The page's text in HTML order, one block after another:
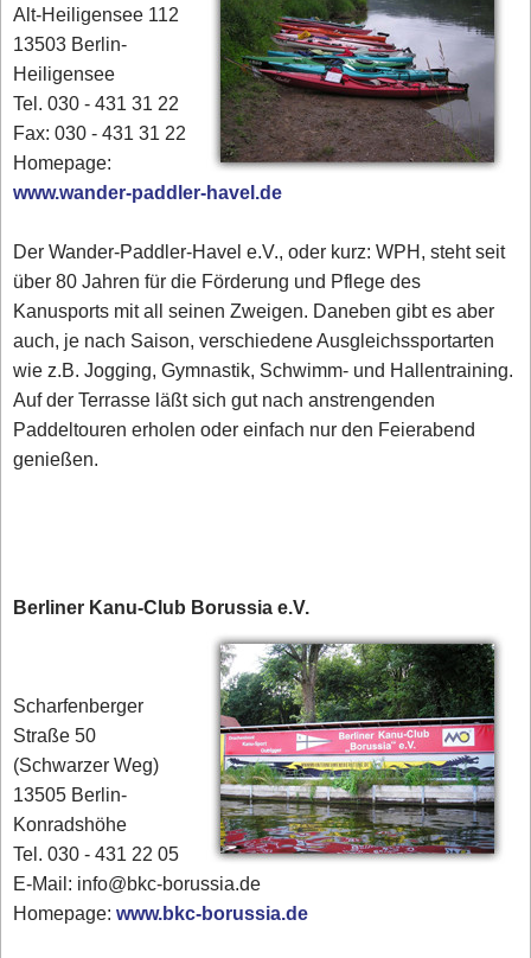
Alt-Heiligensee 112
13503 Berlin-
Heiligensee
Tel. 030 - 431 31 22
Fax: 030 - 431 31 22
Homepage:
www.wander-paddler-havel.de
Der Wander-Paddler-Havel e.V., oder kurz: WPH, steht seit
über 80 Jahren für die Förderung und Pflege des
Kanusports mit all seinen Zweigen. Daneben gibt es aber
auch, je nach Saison, verschiedene Ausgleichssportarten
wie z.B. Jogging, Gymnastik, Schwimm- und Hallentraining.
Auf der Terrasse läßt sich gut nach anstrengenden
Paddeltouren erholen oder einfach nur den Feierabend
genießen.
Berliner Kanu-Club Borussia e.V.
Scharfenberger
Straße 50
(Schwarzer Weg)
13505 Berlin-
Konradshöhe
Tel. 030 - 431 22 05
E-Mail: info@bkc-borussia.de
Homepage:www.bkc-borussia.de